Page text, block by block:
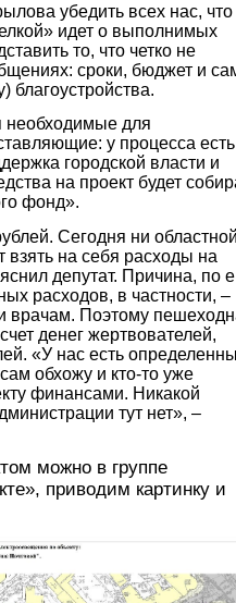
убедить всех нас, что
идет о выполнимых
то, что четко не
сроки, бюджет и
благоустройства.
необходимые для
у процесса есть
городской власти и
на проект будет
фонд».
Сегодня ни
взять на себя расходы на
депутат. Причина, по
расходов, в частности, –
врачам. Поэтому
денег жертвователей,
«У нас есть
обхожу и кто-то уже
финансами. Никакой
тут нет», –
можно в группе
приводим картинку и